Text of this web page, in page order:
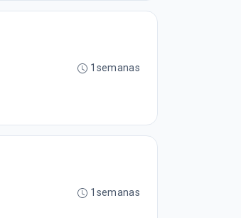
1semanas
1semanas